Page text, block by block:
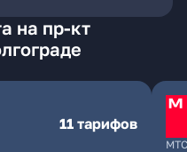
на пр-кт
11 тарифов
МТС